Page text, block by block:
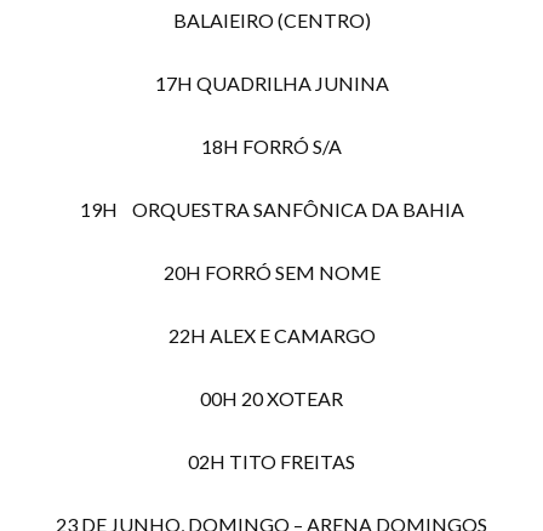
BALAIEIRO (CENTRO)
17H QUADRILHA JUNINA
18H FORRÓ S/A
19H ORQUESTRA SANFÔNICA DA BAHIA
20H FORRÓ SEM NOME
22H ALEX E CAMARGO
00H 20 XOTEAR
02H TITO FREITAS
23 DE JUNHO, DOMINGO – ARENA DOMINGOS